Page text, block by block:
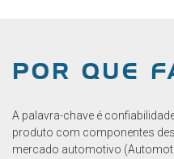
POR QUE
A palavra-chave é
produto com componentes
mercado automotivo